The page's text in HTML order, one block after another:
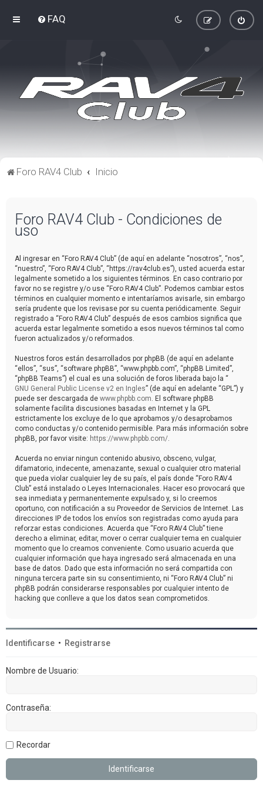
FAQ
Foro RAV4 Club Inicio
Foro RAV4 Club - Condiciones de
uso
Al ingresar en “Foro RAV4 Club” (de aquí en adelante “nosotros”, “nos”,
“nuestro”, “Foro RAV4 Club”, “https://rav4club.es”), usted acuerda estar
legalmente sometido a los siguientes términos. En caso contrario por
favor no se registre y/o use “Foro RAV4 Club”. Podemos cambiar estos
términos en cualquier momento e intentaríamos avisarle, sin embargo
sería prudente que los revisase por su cuenta periódicamente. Seguir
registrado a “Foro RAV4 Club” después de esos cambios significa que
acuerda estar legalmente sometido a esos nuevos términos tal como
fueron actualizados y/o reformados.
Nuestros foros están desarrollados por phpBB (de aquí en adelante
“ellos”, “sus”, “software phpBB”, “www.phpbb.com”, “phpBB Limited”,
“phpBB Teams”) el cual es una solución de foros liberada bajo la “
GNU General Public License v2 en Ingles” (de aquí en adelante “GPL”) y
puede ser descargada de www.phpbb.com . El software phpBB
solamente facilita discusiones basadas en Internet y la GPL
estrictamente los excluye de lo que aprobamos y/o desaprobamos
como conductas y/o contenido permisible. Para más información sobre
phpBB, por favor visite: https://www.phpbb.com/
Acuerda no enviar ningun contenido abusivo, obsceno, vulgar,
difamatorio, indecente, amenazante, sexual o cualquier otro material
que pueda violar cualquier ley de su país, el país donde “Foro RAV4
Club” está instalado o Leyes Internacionales. Hacer eso provocará que
sea inmediata y permanentemente expulsado y, si lo creemos
oportuno, con notificación a su Proveedor de Servicios de Internet. Las
direcciones IP de todos los envíos son registradas como ayuda para
reforzar estas condiciones. Acuerda que “Foro RAV4 Club” tiene
derecho a eliminar, editar, mover o cerrar cualquier tema en cualquier
momento que lo creamos conveniente. Como usuario acuerda que
cualquier información que haya ingresado será almacenada en una
base de datos. Dado que esta información no será compartida con
ninguna tercera parte sin su consentimiento, ni “Foro RAV4 Club” ni
phpBB podrán considerarse responsables por cualquier intento de
hacking que conlleve a que los datos sean comprometidos.
Identificarse • Registrarse
Nombre de Usuario:
Contraseña:
Recordar